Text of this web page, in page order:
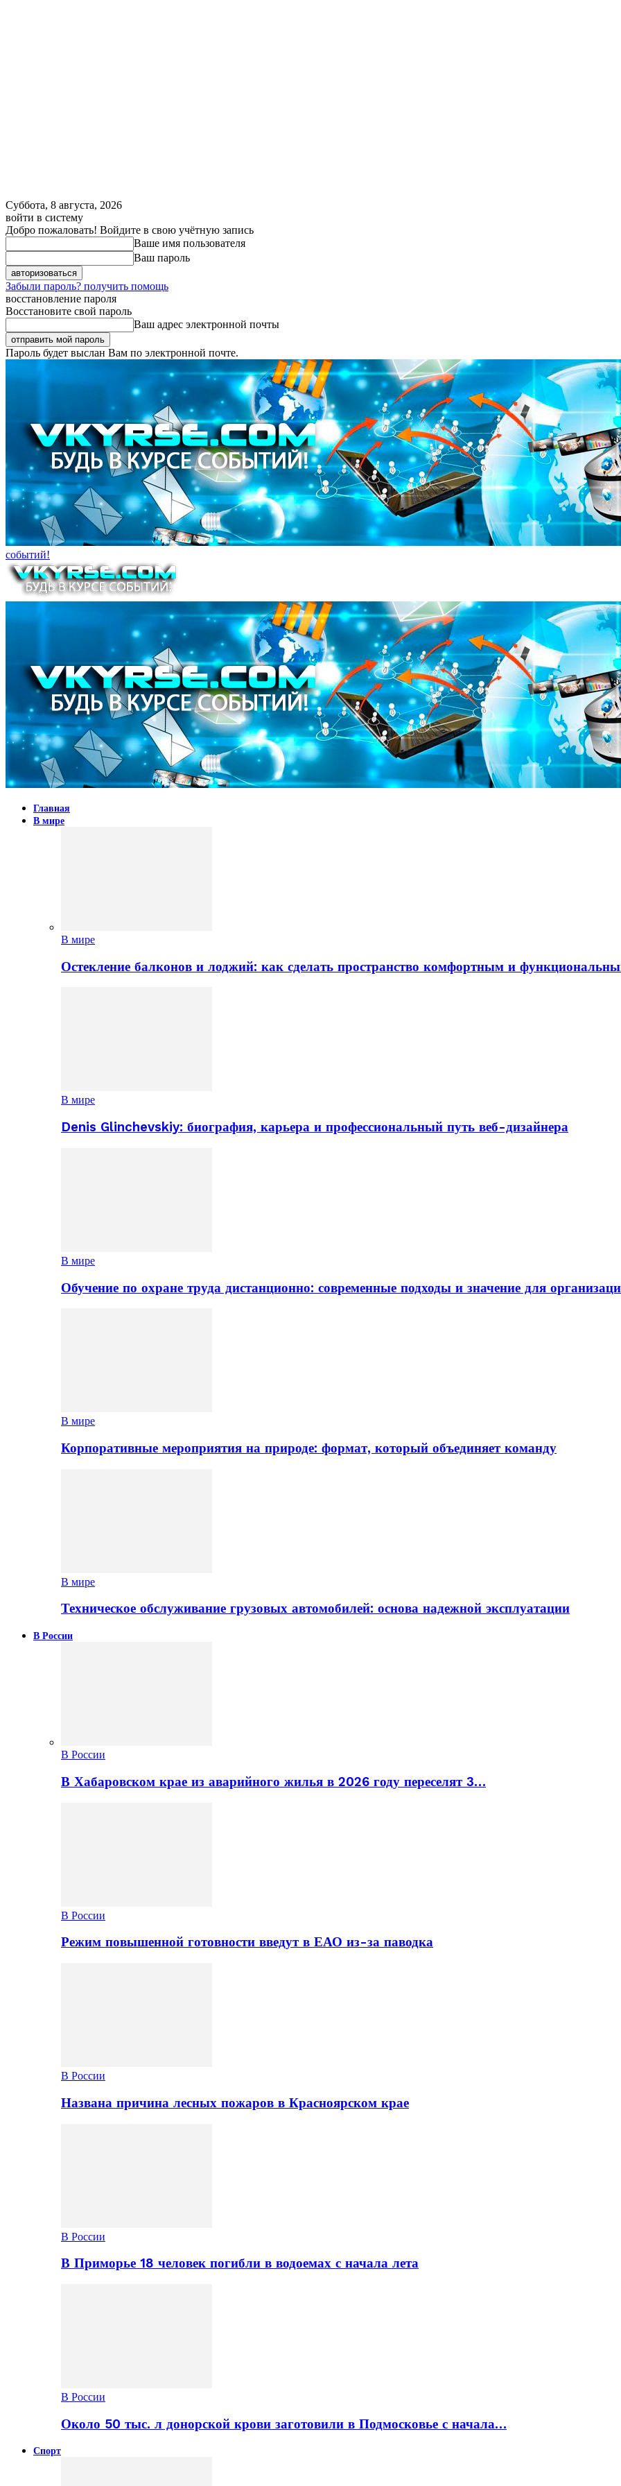
Суббота, 8 августа, 2026
войти в систему
Добро пожаловать! Войдите в свою учётную запись
Ваше имя пользователя
Ваш пароль
Забыли пароль? получить помощь
восстановление пароля
Восстановите свой пароль
Ваш адрес электронной почты
Пароль будет выслан Вам по электронной почте.
событий!
Главная
В мире
В мире
Остекление балконов и лоджий: как сделать пространство комфортным и
В мире
Denis Glinchevskiy: биография, карьера и профессиональный путь веб-дизайнера
В мире
Обучение по охране труда дистанционно: современные подходы и значение для
В мире
Корпоративные мероприятия на природе: формат, который объединяет команду
В мире
Техническое обслуживание грузовых автомобилей: основа надежной эксплуатации
В России
В России
В Хабаровском крае из аварийного жилья в 2026 году переселят 3…
В России
Режим повышенной готовности введут в ЕАО из-за паводка
В России
Названа причина лесных пожаров в Красноярском крае
В России
В Приморье 18 человек погибли в водоемах с начала лета
В России
Около 50 тыс. л донорской крови заготовили в Подмосковье с начала…
Спорт